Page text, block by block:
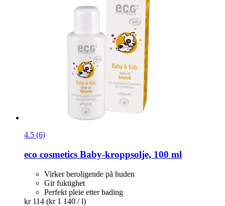
4.5 (6)
eco cosmetics Baby-​kroppsolje, 100 ml
Virker beroligende på huden
Gir fuktighet
Perfekt pleie etter bading
kr 114 (kr 1 140 / l)